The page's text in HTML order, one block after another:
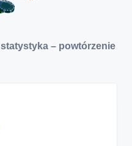
– powtórzenie